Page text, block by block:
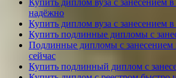
Купить диплом вуза с занесением
надёжно
Купить диплом вуза с занесением в
Купить подлинные дипломы с
Подлинные дипломы с занесением
сейчас
Купить подлинный диплом с